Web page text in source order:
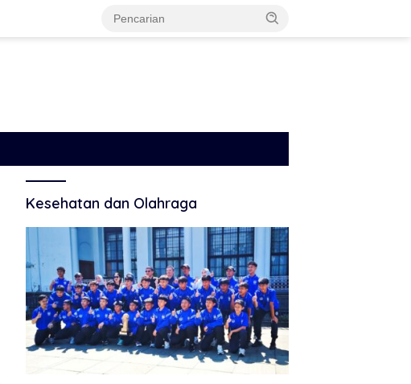
Kesehatan dan Olahraga